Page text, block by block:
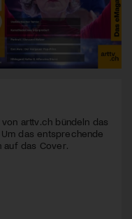
arttv.ch bündeln das
das entsprechende
auf das Cover.